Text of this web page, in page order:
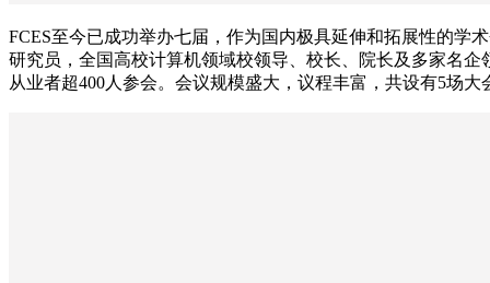
FCES至今已成功举办七届，作为国内极具延伸和拓展性的学
研究员，全国高校计算机领域校领导、校长、院长及多家名
从业者超400人参会。会议规模盛大，议程丰富，共设有5场